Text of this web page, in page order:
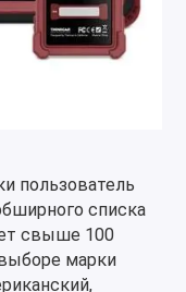
пользователь
списка
свыше 100
марки